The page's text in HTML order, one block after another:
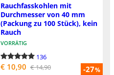
-27%
Rauchfasskohlen mit
Durchmesser von 40 mm
(Packung zu 100 Stück), kein
Rauch
VORRÄTIG
136
€ 10,90 € 14,90